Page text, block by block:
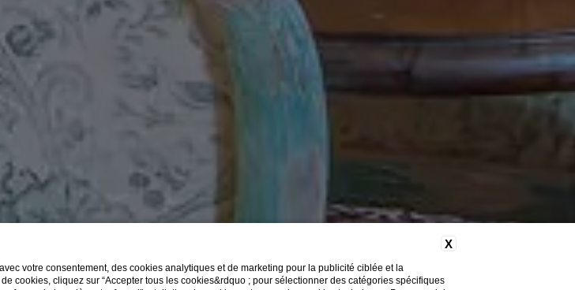
X
votre consentement, des cookies analytiques et de marketing pour la publicité ciblée et la
cookies, cliquez sur “Accepter tous les cookies&rdquo ; pour sélectionner des catégories spécifiques